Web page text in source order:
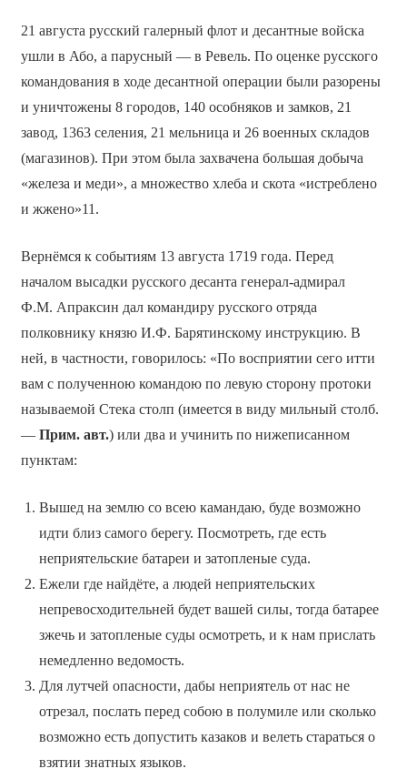
21 августа русский галерный флот и десантные войска
ушли в Або, а парусный — в Ревель. По оценке русского
командования в ходе десантной операции были разорены
и уничтожены 8 городов, 140 особняков и замков, 21
завод, 1363 селения, 21 мельница и 26 военных складов
(магазинов). При этом была захвачена большая добыча
«железа и меди», а множество хлеба и скота «истреблено
и жжено»11.
Вернёмся к событиям 13 августа 1719 года. Перед
началом высадки русского десанта генерал-адмирал
Ф.М. Апраксин дал командиру русского отряда
полковнику князю И.Ф. Барятинскому инструкцию. В
ней, в частности, говорилось: «По восприятии сего итти
вам с полученною командою по левую сторону протоки
называемой Стека столп (имеется в виду мильный столб.
— Прим. авт.) или два и учинить по нижеписанном
пунктам:
Вышед на землю со всею камандаю, буде возможно
идти близ самого берегу. Посмотреть, где есть
неприятельские батареи и затопленые суда.
Ежели где найдёте, а людей неприятельских
непревосходительней будет вашей силы, тогда батарее
зжечь и затопленые суды осмотреть, и к нам прислать
немедленно ведомость.
Для лутчей опасности, дабы неприятель от нас не
отрезал, послать перед собою в полумиле или сколько
возможно есть допустить казаков и велеть стараться о
взятии знатных языков.